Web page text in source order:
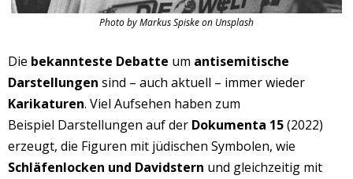
Photo by Markus Spiske on Unsplash
Die bekannteste Debatte um antisemitische
Darstellungen sind – auch aktuell – immer wieder
Karikaturen. Viel Aufsehen haben zum
Beispiel Darstellungen auf der Dokumenta 15(2022)
erzeugt, die Figuren mit jüdischen Symbolen, wie
Schläfenlocken und Davidstern und gleichzeitig mit